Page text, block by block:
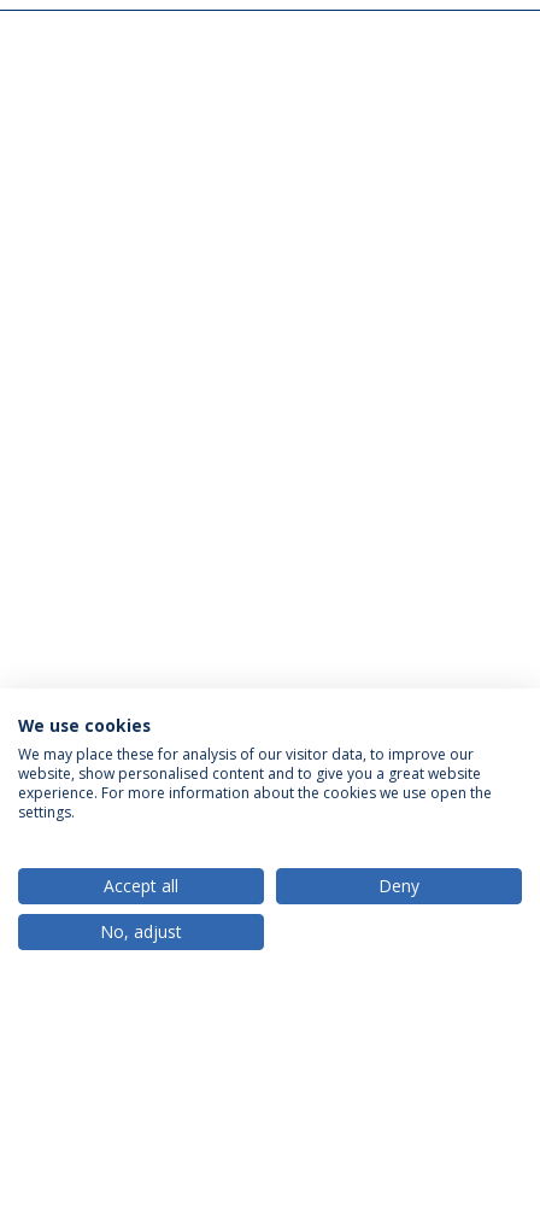
ACREDITAÇÕES
RANKINGS
We use cookies
We may place these for analysis of our visitor data, to improve our
website, show personalised content and to give you a great website
experience. For more information about the cookies we use open the
settings.
Accept all
Deny
No, adjust